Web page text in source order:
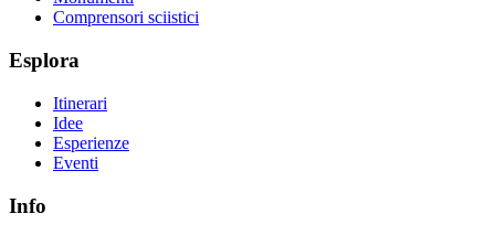
Comprensori sciistici
Esplora
Itinerari
Idee
Esperienze
Eventi
Info